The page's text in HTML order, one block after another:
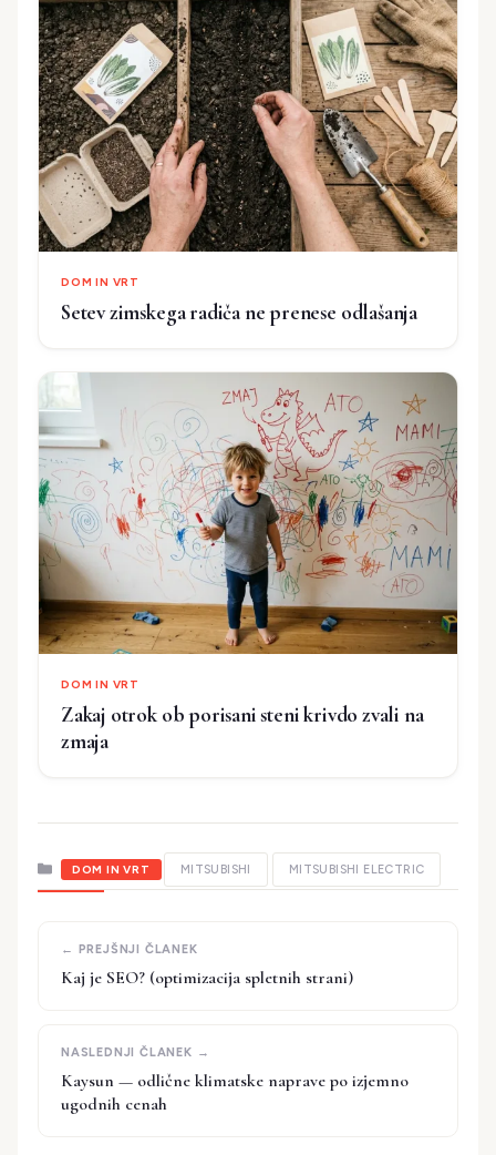
DOM IN VRT
Setev zimskega radiča ne prenese odlašanja
DOM IN VRT
Zakaj otrok ob porisani steni krivdo zvali na
zmaja
Kategorije
DOM IN VRT MITSUBISHI MITSUBISHI ELECTRIC
Kaj je SEO? (optimizacija spletnih strani)
Kaysun — odlične klimatske naprave po izjemno
ugodnih cenah